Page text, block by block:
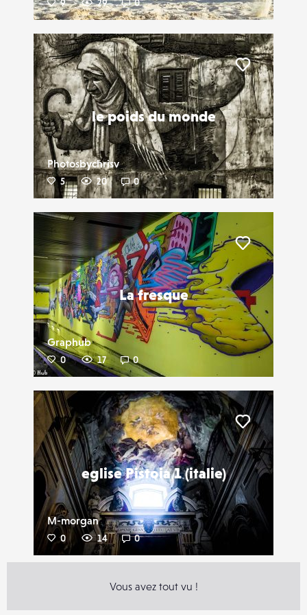
9 29 0
le poids du monde
Photosbychrisv
5 20 0
Liker
La fresque
Graphub
0 17 0
Liker
eglise Pistoia 1 (italie)
M-morgan
0 14 0
Vous avez tout vu !